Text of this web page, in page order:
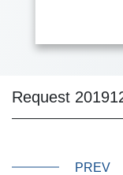
Request
PREV